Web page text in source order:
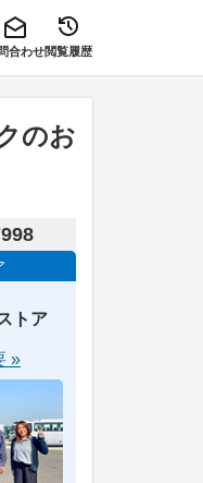
合わせ閲覧履歴
のお
トア
»